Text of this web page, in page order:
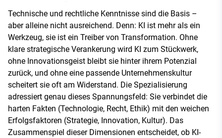
Technische und rechtliche Kenntnisse sind die Basis –
aber alleine nicht ausreichend. Denn: KI ist mehr als ein
Werkzeug, sie ist ein Treiber von Transformation. Ohne
klare strategische Verankerung wird KI zum Stückwerk,
ohne Innovationsgeist bleibt sie hinter ihrem Potenzial
zurück, und ohne eine passende Unternehmenskultur
scheitert sie oft am Widerstand. Die Spezialisierung
adressiert genau dieses Spannungsfeld: Sie verbindet die
harten Fakten (Technologie, Recht, Ethik) mit den weichen
Erfolgsfaktoren (Strategie, Innovation, Kultur). Das
Zusammenspiel dieser Dimensionen entscheidet, ob KI-